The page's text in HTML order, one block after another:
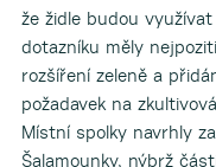
že židle budou
dotazníku měly
rozšíření zeleně a
požadavek na
Místní spolky navrhly
Šalamounky, nýbrž